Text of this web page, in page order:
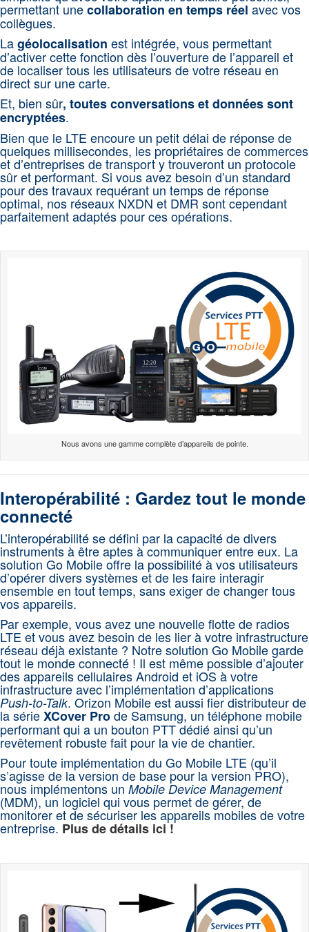
permettant unecollaboration en temps réel avec vos
collègues.
Lagéolocalisation est intégrée, vous permettant
d’activer cette fonction dès l’ouverture de l’appareil et
de localiser tous les utilisateurs de votre réseau en
direct sur une carte.
Et, bien sûr, toutes conversations et données sont
encryptées.
Bien que le LTE encoure un petit délai de réponse de
quelques millisecondes, les propriétaires de commerces
et d’entreprises de transport y trouveront un protocole
sûr et performant. Si vous avez besoin d’un standard
pour des travaux requérant un temps de réponse
optimal, nos réseaux NXDN et DMR sont cependant
parfaitement adaptés pour ces opérations.
Nous avons une gamme complète d’appareils de pointe.
Interopérabilité : Gardez tout le monde
connecté
L’interopérabilité se défini par la capacité de divers
instruments à être aptes à communiquer entre eux. La
solution Go Mobile offre la possibilité à vos utilisateurs
d’opérer divers systèmes et de les faire interagir
ensemble en tout temps, sans exiger de changer tous
vos appareils.
Par exemple, vous avez une nouvelle flotte de radios
LTE et vous avez besoin de les lier à votre infrastructure
réseau déjà existante ? Notre solution Go Mobile garde
tout le monde connecté ! Il est même possible d’ajouter
des appareils cellulaires Android et iOS à votre
infrastructure avec l’implémentation d’applications
Push-to-Talk. Orizon Mobile est aussi fier distributeur de
la sérieXCover Prode Samsung, un téléphone mobile
performant qui a un bouton PTT dédié ainsi qu’un
revêtement robuste fait pour la vie de chantier.
Pour toute implémentation du Go Mobile LTE (qu’il
s’agisse de la version de base pour la version PRO),
nous implémentons un Mobile Device Management
(MDM), un logiciel qui vous permet de gérer, de
monitorer et de sécuriser les appareils mobiles de votre
entreprise. Plus de détails ici !